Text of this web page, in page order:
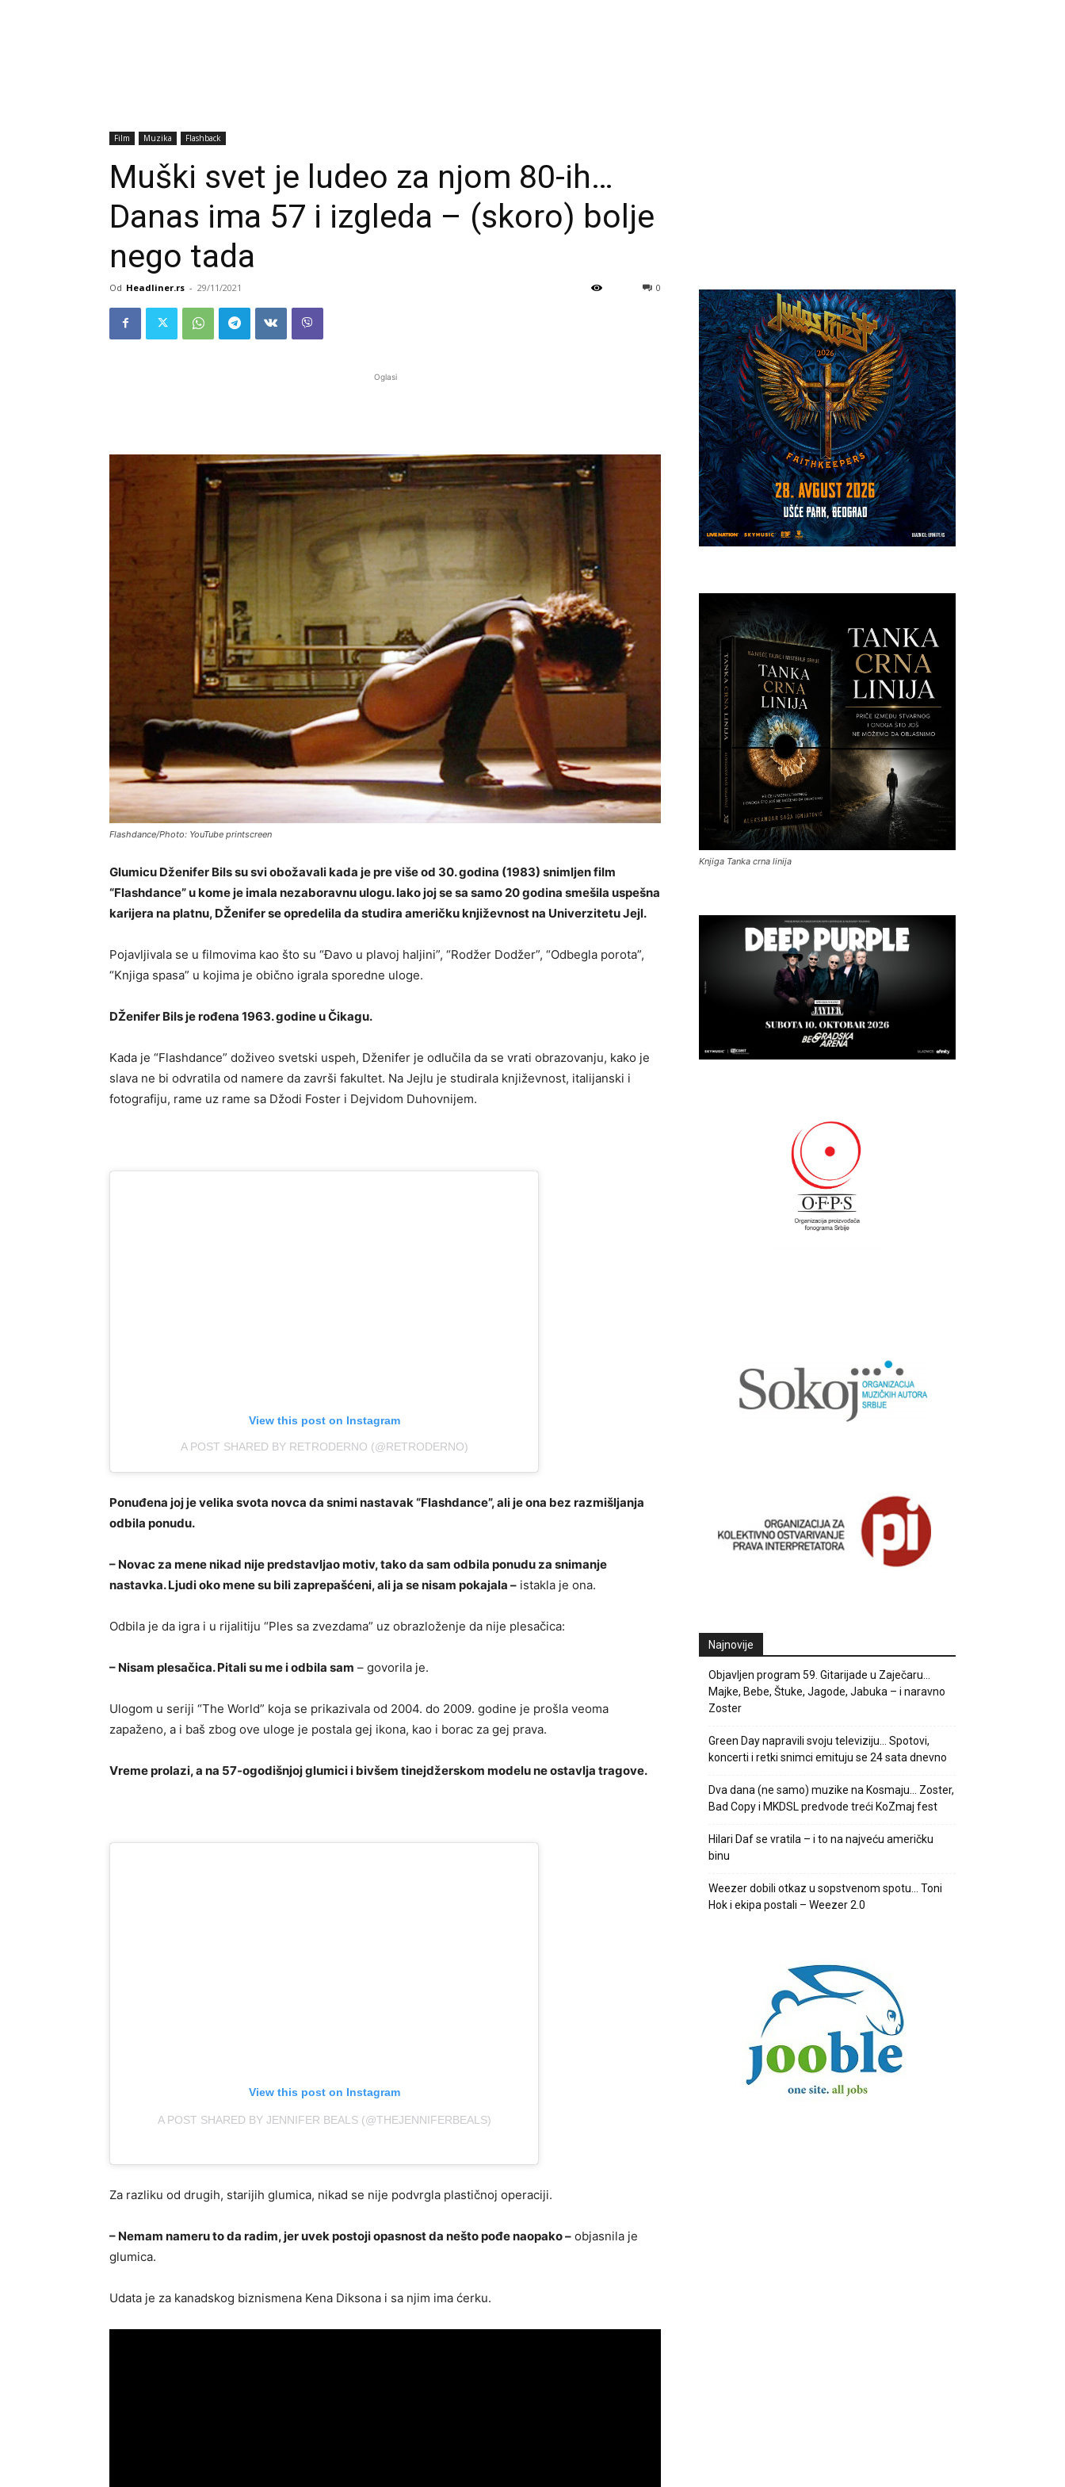
Film Muzika Flashback
Muški svet je ludeo za njom 80-ih…
Danas ima 57 i izgleda – (skoro) bolje
nego tada
Od Headliner.rs - 29/11/2021 0
Oglasi
Flashdance/Photo: YouTube printscreen
Glumicu Dženifer Bils su svi obožavali kada je pre više od 30. godina (1983) snimljen film
“Flashdance” u kome je imala nezaboravnu ulogu. Iako joj se sa samo 20 godina smešila uspešna
karijera na platnu, DŽenifer se opredelila da studira američku književnost na Univerzitetu Jejl.
Pojavljivala se u filmovima kao što su “Đavo u plavoj haljini”, “Rodžer Dodžer”, “Odbegla porota”,
“Knjiga spasa” u kojima je obično igrala sporedne uloge.
DŽenifer Bils je rođena 1963. godine u Čikagu.
Kada je “Flashdance” doživeo svetski uspeh, Dženifer je odlučila da se vrati obrazovanju, kako je
slava ne bi odvratila od namere da završi fakultet. Na Jejlu je studirala književnost, italijanski i
fotografiju, rame uz rame sa Džodi Foster i Dejvidom Duhovnijem.
View this post on Instagram
A POST SHARED BY RETRODERNO (@RETRODERNO)
Ponuđena joj je velika svota novca da snimi nastavak “Flashdance”, ali je ona bez razmišljanja
odbila ponudu.
– Novac za mene nikad nije predstavljao motiv, tako da sam odbila ponudu za snimanje
nastavka. Ljudi oko mene su bili zaprepašćeni, ali ja se nisam pokajala – istakla je ona.
Odbila je da igra i u rijalitiju “Ples sa zvezdama” uz obrazloženje da nije plesačica:
– Nisam plesačica. Pitali su me i odbila sam – govorila je.
Ulogom u seriji “The World” koja se prikazivala od 2004. do 2009. godine je prošla veoma
zapaženo, a i baš zbog ove uloge je postala gej ikona, kao i borac za gej prava.
Vreme prolazi, a na 57-ogodišnjoj glumici i bivšem tinejdžerskom modelu ne ostavlja tragove.
View this post on Instagram
A POST SHARED BY JENNIFER BEALS (@THEJENNIFERBEALS)
Za razliku od drugih, starijih glumica, nikad se nije podvrgla plastičnoj operaciji.
– Nemam nameru to da radim, jer uvek postoji opasnost da nešto pođe naopako – objasnila je
glumica.
Udata je za kanadskog biznismena Kena Diksona i sa njim ima ćerku.
Knjiga Tanka crna linija
Najnovije
Objavljen program 59. Gitarijade u Zaječaru…
Majke, Bebe, Štuke, Jagode, Jabuka – i naravno
Zoster
Green Day napravili svoju televiziju… Spotovi,
koncerti i retki snimci emituju se 24 sata dnevno
Dva dana (ne samo) muzike na Kosmaju… Zoster,
Bad Copy i MKDSL predvode treći KoZmaj fest
Hilari Daf se vratila – i to na najveću američku
binu
Weezer dobili otkaz u sopstvenom spotu… Toni
Hok i ekipa postali – Weezer 2.0